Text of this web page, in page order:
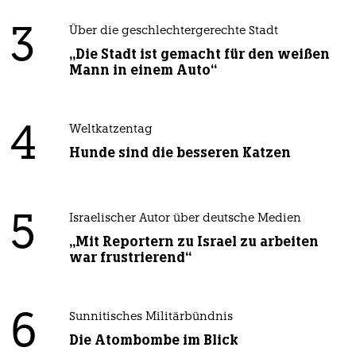
3 Über die geschlechtergerechte Stadt
„Die Stadt ist gemacht für den weißen
Mann in einem Auto“
4 Weltkatzentag
Hunde sind die besseren Katzen
5 Israelischer Autor über deutsche Medien
„Mit Reportern zu Israel zu arbeiten
war frustrierend“
6 Sunnitisches Militärbündnis
Die Atombombe im Blick